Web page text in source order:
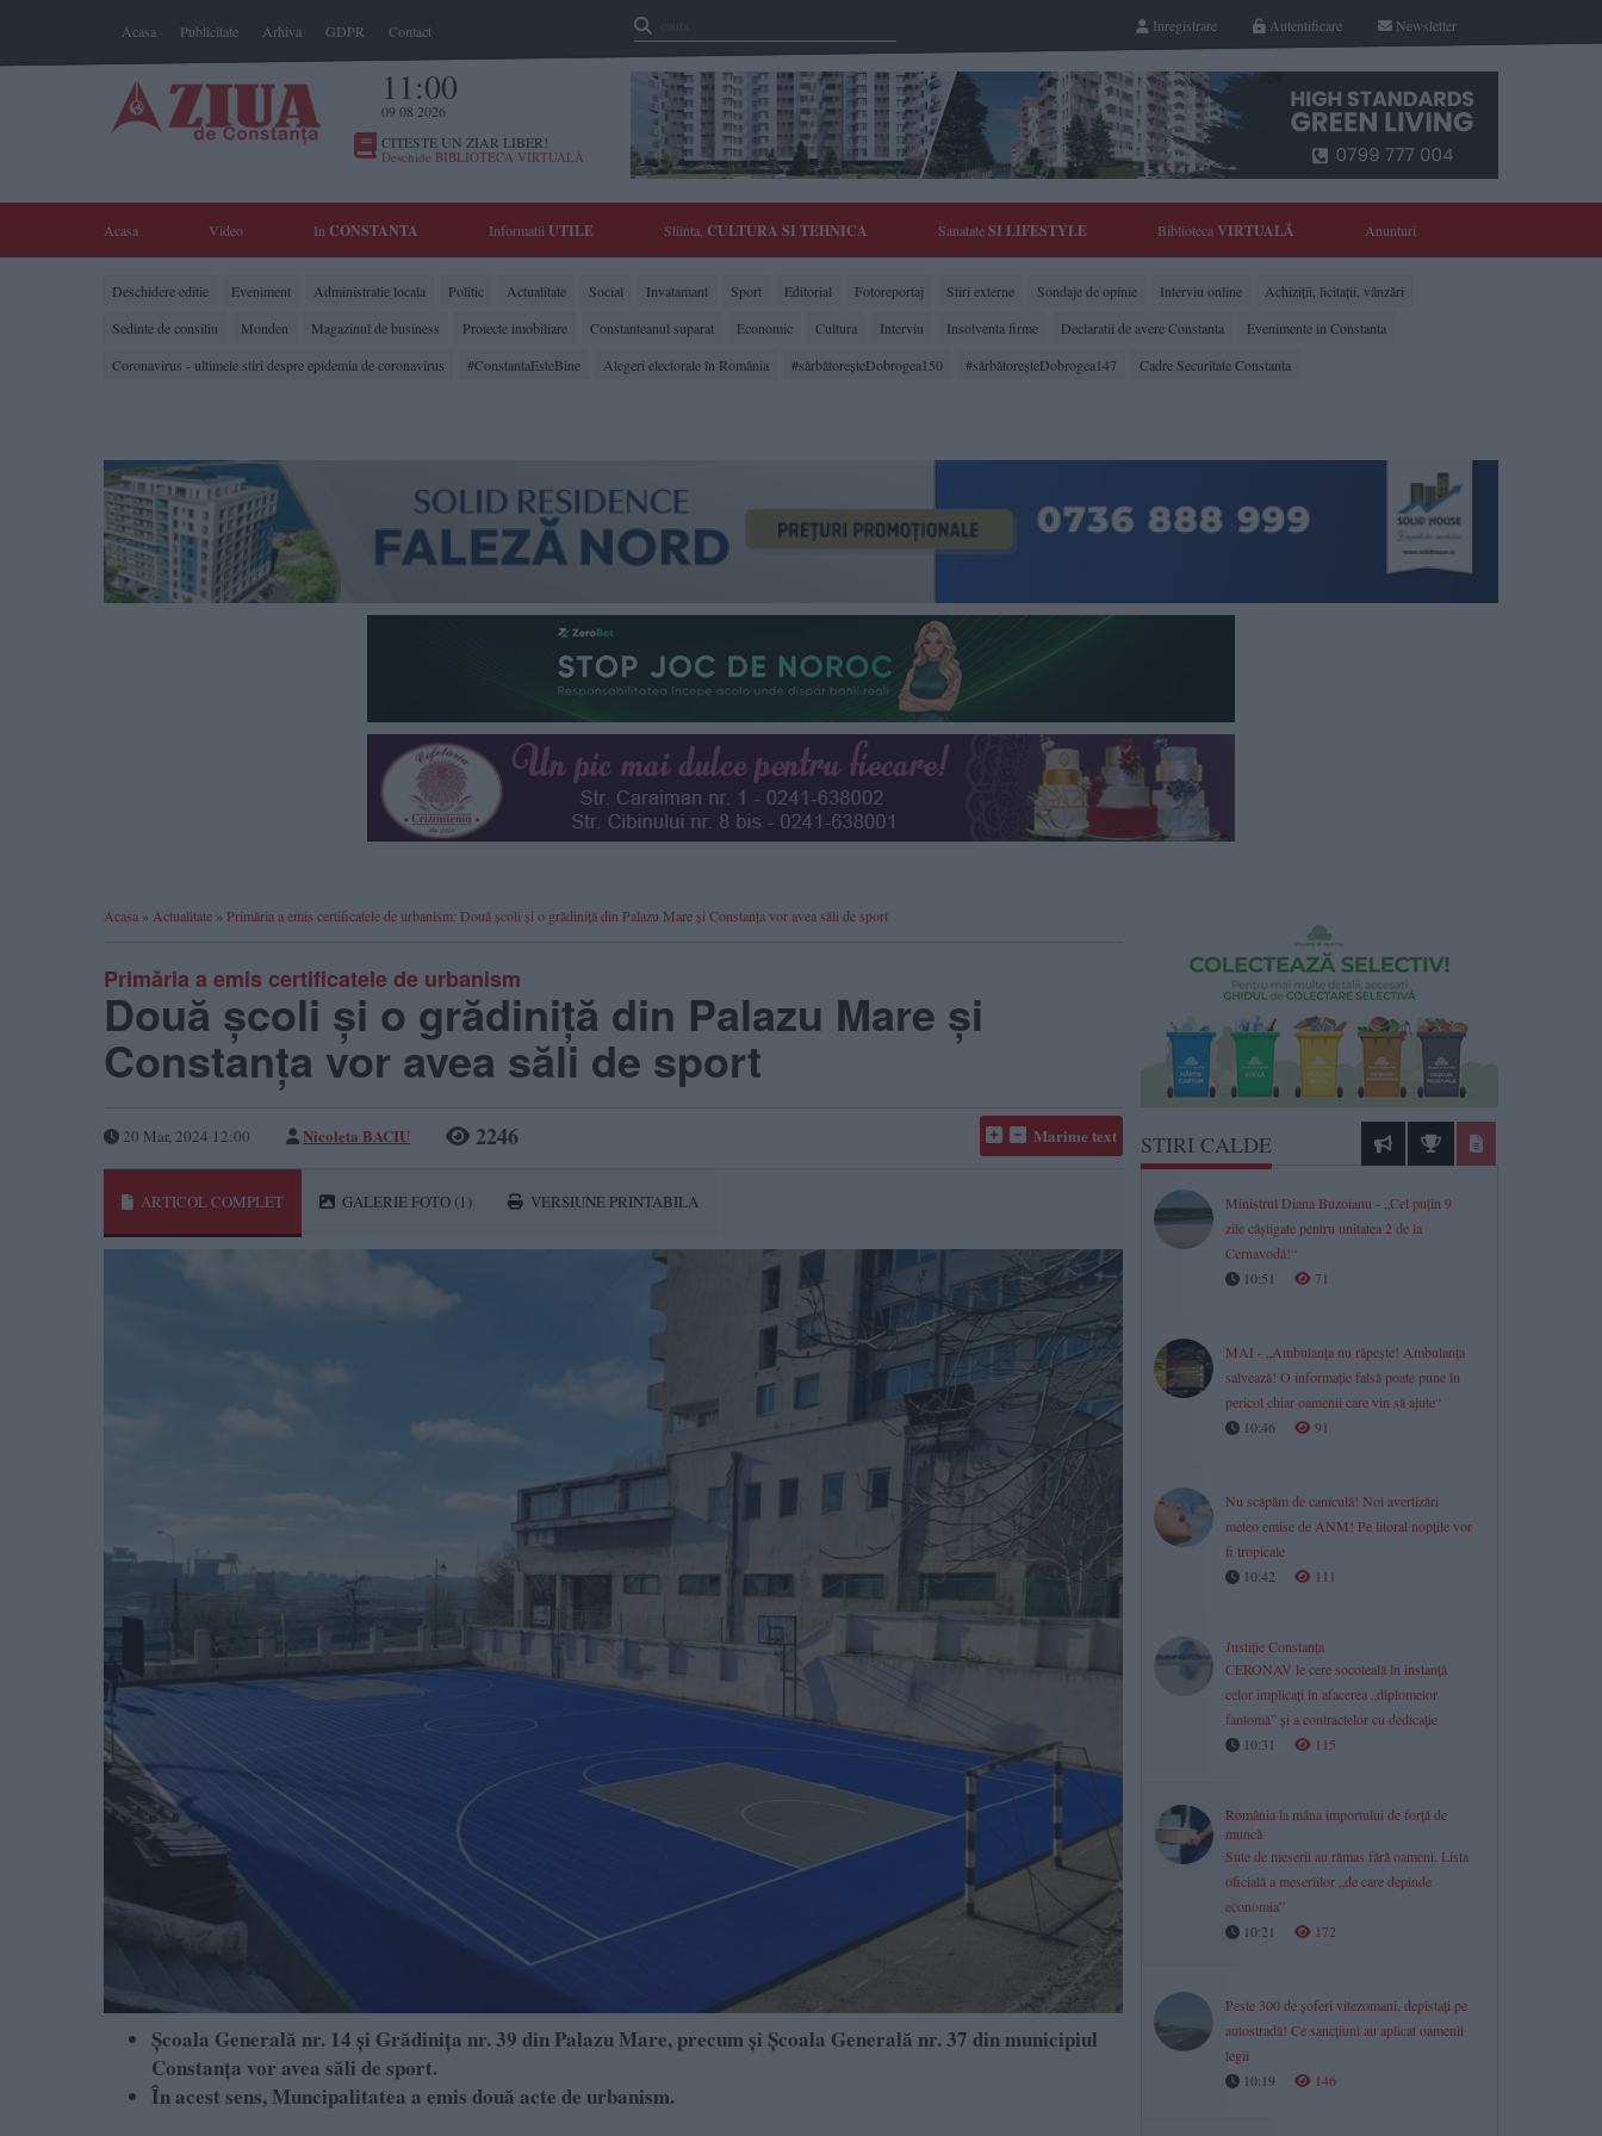
Acasa Publicitate Arhiva GDPR Contact Newsletter
Autentificare
Inregistrare
11:00
09 08 2026
CITESTE UN ZIAR LIBER!
Deschide BIBLIOTECA VIRTUALĂ
Acasa Video In CONSTANTA Informatii UTILE Stiinta, CULTURA SI TEHNICA SanatateSI LIFESTYLE BibliotecaVIRTUALĂ Anunturi
Deschidere editie Eveniment Administratie locala Politic Actualitate Social Invatamant Sport Editorial Fotoreportaj Stiri externe Sondaje de opinie Interviu online
Achiziții, licitații, vânzări
Sedinte de consiliu
Monden Magazinul de business Proiecte imobiliare Constanteanul suparat Economic Cultura Interviu Insolventa firme Declaratii de avere Constanta
Evenimente in Constanta
Coronavirus - ultimele stiri despre epidemia de coronavirus
#ConstantaEsteBine Alegeri electorale în România #sărbătoreşteDobrogea150 #sărbătoreşteDobrogea147 Cadre Securitate Constanta
Acasa » Actualitate » Primăria a emis certificatele de urbanism: Două școli și o grădiniță din Palazu Mare și Constanța vor avea săli de sport
Primăria a emis certificatele de urbanism
Două școli și o grădiniță din Palazu Mare și
Constanța vor avea săli de sport
20 Mar, 2024 12:00 Nicoleta BACIU 2246 Marime text
ARTICOL COMPLET GALERIE FOTO (1) VERSIUNE PRINTABILA
Școala Generală nr. 14 și Grădinița nr. 39 din Palazu Mare, precum și Școala Generală nr. 37 din municipiul
Constanța vor avea săli de sport.
În acest sens, Muncipalitatea a emis două acte de urbanism.
STIRI CALDE
Ministrul Diana Buzoianu - „Cel puțin 9
zile câștigate pentru unitatea 2 de la
Cernavodă!“
10:51
71
MAI - „Ambulanța nu răpește! Ambulanța
salvează! O informație falsă poate pune în
pericol chiar oamenii care vin să ajute“
10:46
91
Nu scăpăm de caniculă! Noi avertizări
meteo emise de ANM! Pe litoral nopțile vor
fi tropicale
10:42
111
Justiție Constanța
CERONAV le cere socoteală în instanță
celor implicați în afacerea „diplomelor
fantomă” și a contractelor cu dedicație
10:31
115
România la mâna importului de forță de
muncă
Sute de meserii au rămas fără oameni. Lista
oficială a meseriilor „de care depinde
economia”
10:21
172
Peste 300 de șoferi vitezomani, depistați pe
autostradă! Ce sancțiuni au aplicat oamenii
legii
10:19
146